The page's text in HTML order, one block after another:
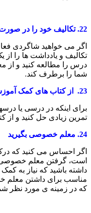
22. تکالیف خود را در صورت
اگر می خواهید شاگردی
تکالیف و یادداشت ها را از
درس را مطالعه کنید و از
شما را برطرف کند.
23. از کتاب های کمک
برای اینکه در درسی یا
تمرین زیادی حل کنید و از
24. معلم خصوصی بگیرید
اگر احساس می کنید که
است، گرفتن معلم خصوصی
داشته باشید که نیاز به
مناسب برای داشتن معلم
که در زمینه ی مورد نظر